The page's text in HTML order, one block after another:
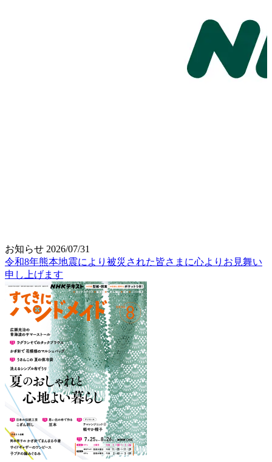
お知らせ 2026/07/31
令和8年熊本地震により被災された皆さまに心よりお見舞い
申し上げます